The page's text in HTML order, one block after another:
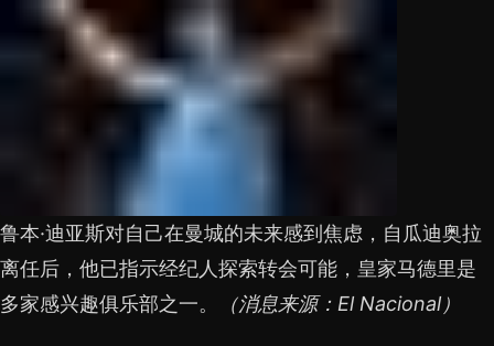
鲁本·迪亚斯对自己在曼城的未来感到焦虑，自瓜迪奥拉
离任后，他已指示经纪人探索转会可能，皇家马德里是
多家感兴趣俱乐部之一。
（消息来源：El Nacional）